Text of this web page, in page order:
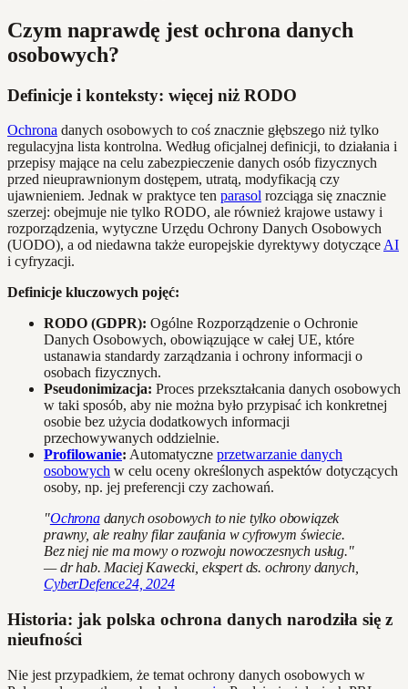
Czym naprawdę jest ochrona danych
osobowych?
Definicje i konteksty: więcej niż RODO
Ochrona danych osobowych to coś znacznie głębszego niż tylko
regulacyjna lista kontrolna. Według oficjalnej definicji, to działania i
przepisy mające na celu zabezpieczenie danych osób fizycznych
przed nieuprawnionym dostępem, utratą, modyfikacją czy
ujawnieniem. Jednak w praktyce ten parasol rozciąga się znacznie
szerzej: obejmuje nie tylko RODO, ale również krajowe ustawy i
rozporządzenia, wytyczne Urzędu Ochrony Danych Osobowych
(UODO), a od niedawna także europejskie dyrektywy dotyczące AI
i cyfryzacji.
Definicje kluczowych pojęć:
RODO (GDPR): Ogólne Rozporządzenie o Ochronie
Danych Osobowych, obowiązujące w całej UE, które
ustanawia standardy zarządzania i ochrony informacji o
osobach fizycznych.
Pseudonimizacja: Proces przekształcania danych osobowych
w taki sposób, aby nie można było przypisać ich konkretnej
osobie bez użycia dodatkowych informacji
przechowywanych oddzielnie.
Profilowanie: Automatyczne przetwarzanie danych
osobowych w celu oceny określonych aspektów dotyczących
osoby, np. jej preferencji czy zachowań.
"Ochronadanych osobowych to nie tylko obowiązek
prawny, ale realny filar zaufania w cyfrowym świecie.
Bez niej nie ma mowy o rozwoju nowoczesnych usług."
— dr hab. Maciej Kawecki, ekspert ds. ochrony danych,
CyberDefence24, 2024
Historia: jak polska ochrona danych narodziła się z
nieufności
Nie jest przypadkiem, że temat ochrony danych osobowych w